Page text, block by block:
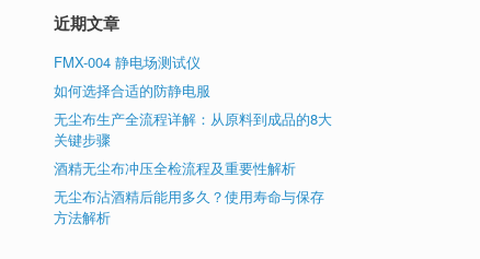
近期文章
FMX-004 静电场测试仪
如何选择合适的防静电服
无尘布生产全流程详解：从原料到成品的8大
关键步骤
酒精无尘布冲压全检流程及重要性解析
无尘布沾酒精后能用多久？使用寿命与保存
方法解析